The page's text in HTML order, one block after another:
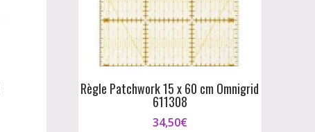
Règle Patchwork 15 x 60 cm Omnigrid
611308
34,50€